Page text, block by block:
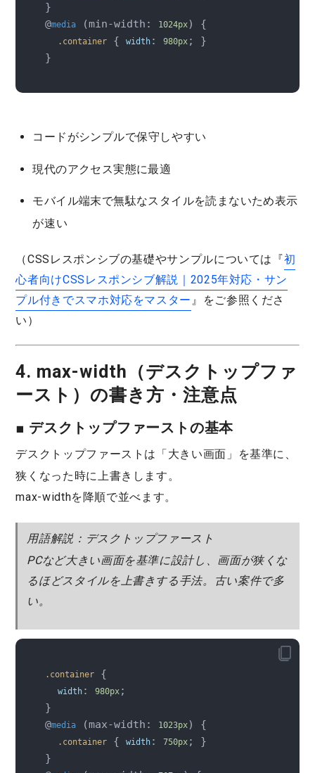
}
@media (min-width: 1024px) {
.container { width: 980px; }
コードがシンプルで保守しやすい
現代のアクセス実態に最適
モバイル端末で無駄なスタイルを読まないため表示
が速い
（CSSレスポンシブの基礎やサンプルについては『初
心者向けCSSレスポンシブ解説｜2025年対応・サン
プル付きでスマホ対応をマスター 』をご参照くださ
い）
4. max-width（デスクトップファ
ースト）の書き方・注意点
■ デスクトップファーストの基本
デスクトップファースト は「大きい画面」を基準に、
狭くなった時に上書きします。
max-widthを降順で並べます。
用語解説：デスクトップファースト
PCなど大きい画面を基準に設計し、画面が狭くな
るほどスタイルを上書きする手法。古い案件で多
い。
.container {
width: 980px;
}
@media (max-width: 1023px) {
.container { width: 750px; }
}